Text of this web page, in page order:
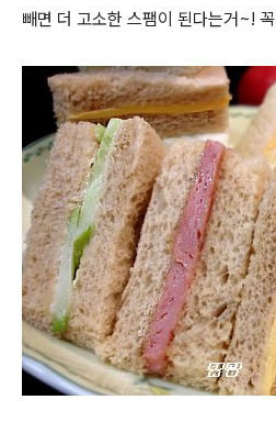
빼면 더 고소한 스팸이 된다는거~!